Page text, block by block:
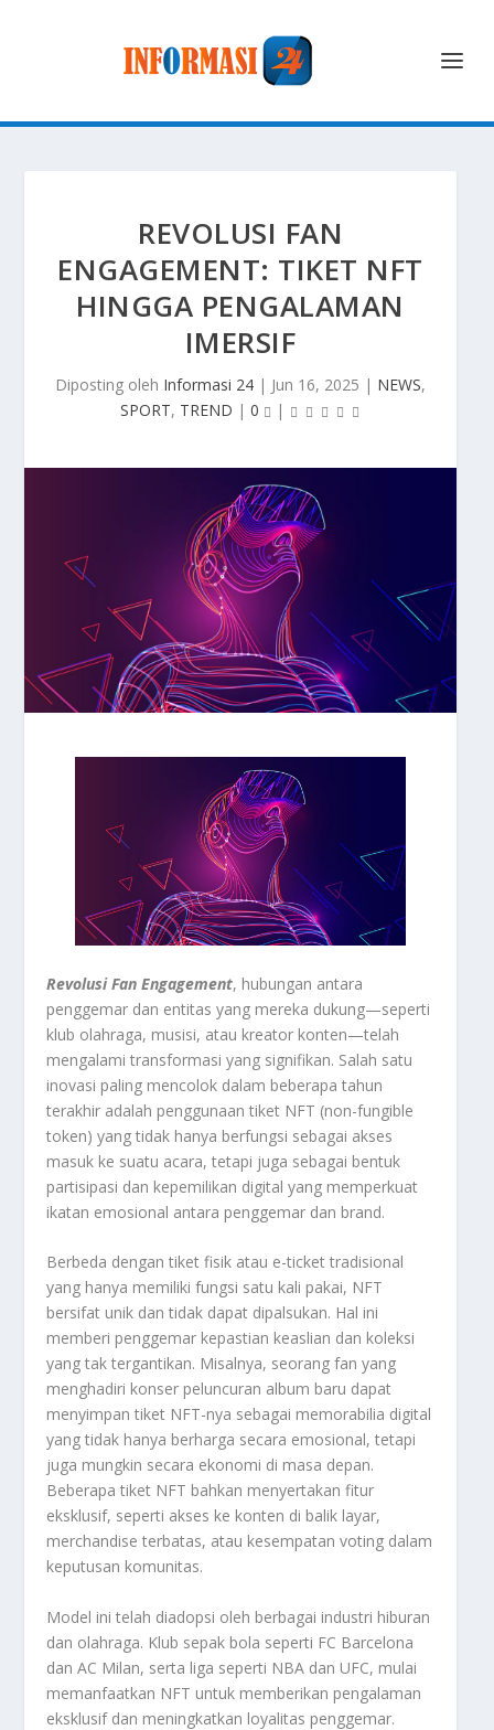
REVOLUSI FAN
ENGAGEMENT: TIKET NFT
HINGGA PENGALAMAN
IMERSIF
Diposting oleh Informasi 24 | Jun 16, 2025 | NEWS,
SPORT, TREND | 0 |
Revolusi Fan Engagement, hubungan antara
penggemar dan entitas yang mereka dukung—seperti
klub olahraga, musisi, atau kreator konten—telah
mengalami transformasi yang signifikan. Salah satu
inovasi paling mencolok dalam beberapa tahun
terakhir adalah penggunaan tiket NFT (non-fungible
token) yang tidak hanya berfungsi sebagai akses
masuk ke suatu acara, tetapi juga sebagai bentuk
partisipasi dan kepemilikan digital yang memperkuat
ikatan emosional antara penggemar dan brand.
Berbeda dengan tiket fisik atau e-ticket tradisional
yang hanya memiliki fungsi satu kali pakai, NFT
bersifat unik dan tidak dapat dipalsukan. Hal ini
memberi penggemar kepastian keaslian dan koleksi
yang tak tergantikan. Misalnya, seorang fan yang
menghadiri konser peluncuran album baru dapat
menyimpan tiket NFT-nya sebagai memorabilia digital
yang tidak hanya berharga secara emosional, tetapi
juga mungkin secara ekonomi di masa depan.
Beberapa tiket NFT bahkan menyertakan fitur
eksklusif, seperti akses ke konten di balik layar,
merchandise terbatas, atau kesempatan voting dalam
keputusan komunitas.
Model ini telah diadopsi oleh berbagai industri hiburan
dan olahraga. Klub sepak bola seperti FC Barcelona
dan AC Milan, serta liga seperti NBA dan UFC, mulai
memanfaatkan NFT untuk memberikan pengalaman
eksklusif dan meningkatkan loyalitas penggemar.